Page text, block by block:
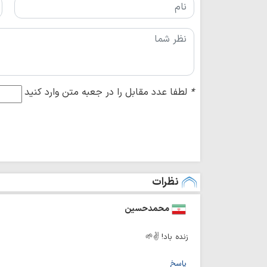
* لطفا عدد مقابل را در جعبه متن وارد کنید
نظرات
محمدحسین
زنده باد! ✌🌱
پاسخ